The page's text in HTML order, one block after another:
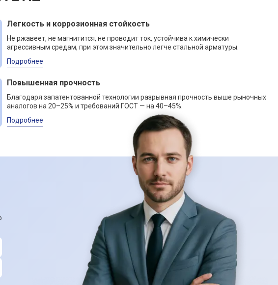
Легкость и коррозионная стойкость
Не ржавеет, не магнитится, не проводит ток, устойчива к химически
агрессивным средам, при этом значительно легче стальной арматуры.
Подробнее
Повышенная прочность
Благодаря запатентованной технологии разрывная прочность выше рыночных
аналогов на 20–25% и требований ГОСТ — на 40–45%.
Подробнее